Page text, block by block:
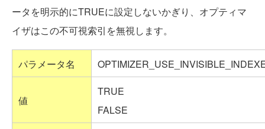
ータを明示的にTRUEに設定しないかぎり、オプティマ
イザはこの不可視索引を無視します。
パラメータ名
値
TRUE
FALSE